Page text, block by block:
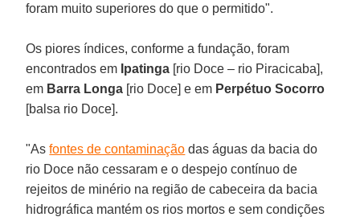
foram muito superiores do que o permitido".
Os piores índices, conforme a fundação, foram
encontrados em Ipatinga [rio Doce – rio Piracicaba],
em Barra Longa [rio Doce] e em Perpétuo Socorro
[balsa rio Doce].
"Asfontes de contaminação das águas da bacia do
rio Doce não cessaram e o despejo contínuo de
rejeitos de minério na região de cabeceira da bacia
hidrográfica mantém os rios mortos e sem condições